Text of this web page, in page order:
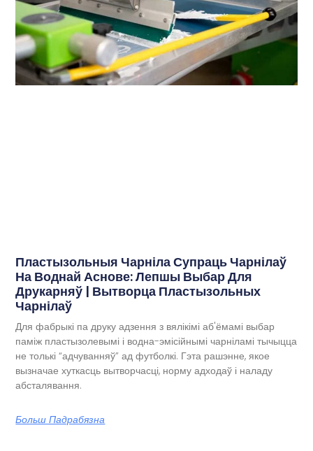
Пластызольныя Чарніла Супраць Чарнілаў
На Воднай Аснове: Лепшы Выбар Для
Друкарняў | Вытворца Пластызольных
Чарнілаў
Для фабрыкі па друку адзення з вялікімі аб'ёмамі выбар
паміж пластызолевымі і водна-эмісійнымі чарніламі тычыцца
не толькі “адчуванняў” ад футболкі. Гэта рашэнне, якое
вызначае хуткасць вытворчасці, норму адходаў і наладу
абсталявання.
Больш Падрабязна